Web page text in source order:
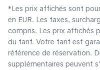
*Les prix affichés sont
en EUR. Les taxes,
compris. Les prix affichés
du tarif. Votre tarif est
référence de réservation.
supplémentaires peuvent